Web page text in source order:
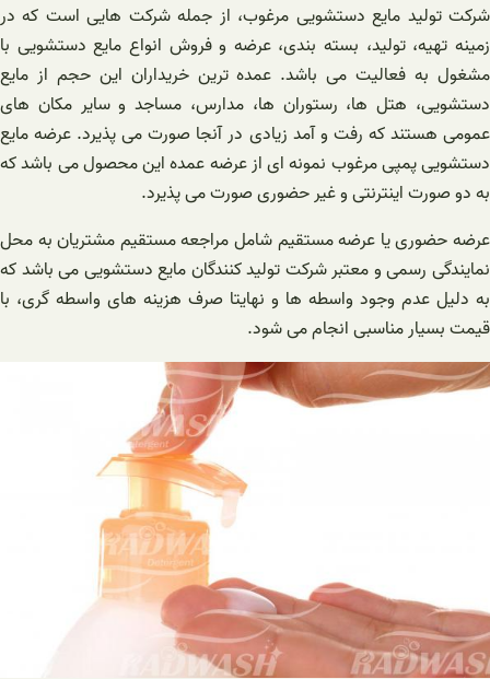
شرکت تولید مایع دستشویی مرغوب، از جمله شرکت هایی است که در
زمینه تهیه، تولید، بسته بندی، عرضه و فروش انواع مایع دستشویی با
مشغول به فعالیت می باشد. عمده ترین خریداران این حجم از مایع
دستشویی، هتل ها، رستوران ها، مدارس، مساجد و سایر مکان های
عمومی هستند که رفت و آمد زیادی در آنجا صورت می پذیرد. عرضه مایع
دستشویی پمپی مرغوب نمونه ای از عرضه عمده این محصول می باشد که
به دو صورت اینترنتی و غیر حضوری صورت می پذیرد.
عرضه حضوری یا عرضه مستقیم شامل مراجعه مستقیم مشتریان به محل
نمایندگی رسمی و معتبر شرکت تولید کنندگان مایع دستشویی می باشد که
به دلیل عدم وجود واسطه ها و نهایتا صرف هزینه های واسطه گری، با
قیمت بسیار مناسبی انجام می شود.